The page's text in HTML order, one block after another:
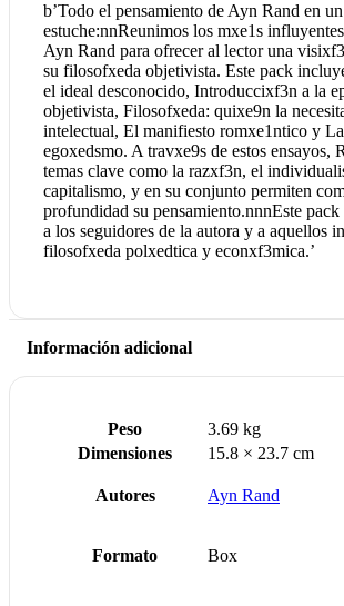
b’Todo el pensamiento de Ayn Rand en
estuche:nnReunimos los mxe1s
Ayn Rand para ofrecer al lector una
su filosofxeda objetivista. Este pack
el ideal desconocido, Introduccixf3n a la
objetivista, Filosofxeda: quixe9n la
intelectual, El manifiesto romxe1ntico y
egoxedsmo. A travxe9s de estos ensayos,
temas clave como la razxf3n, el
capitalismo, y en su conjunto permiten
profundidad su pensamiento.nnnEste
a los seguidores de la autora y a aquellos
filosofxeda polxedtica y econxf3mica.’
Información adicional
Peso
3.69 kg
Dimensiones
15.8 × 23.7 cm
Autores Ayn Rand
Formato Box